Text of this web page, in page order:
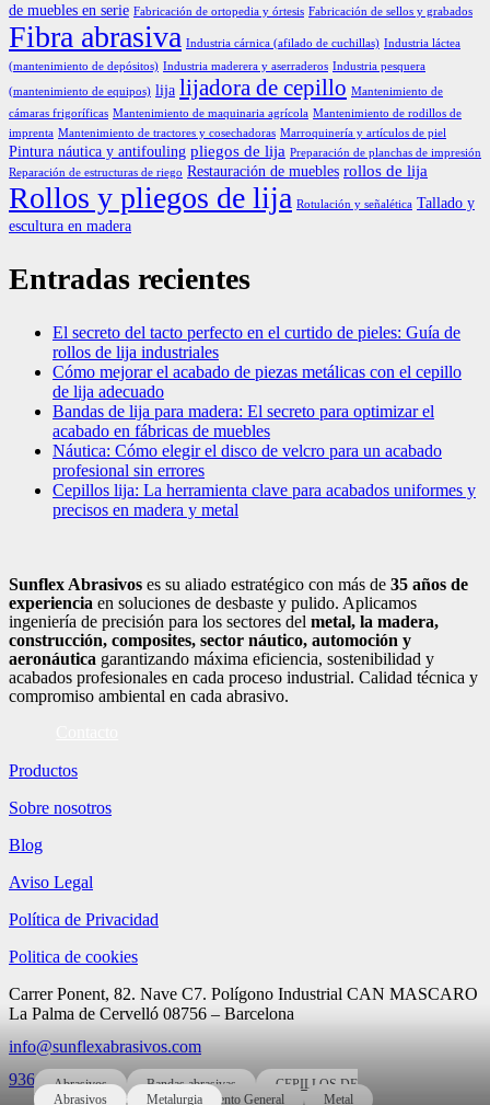
Abrasivos Bandas abrasivas
CEPILLOS DE
LIJA
Industrial y Mantenimiento General Metal
Abrasivos Metalurgia
de muebles en serie Fabricación de ortopedia y órtesis Fabricación de sellos y grabados
Fibra abrasiva Industria cárnica (afilado de cuchillas) Industria láctea
(mantenimiento de depósitos) Industria maderera y aserraderos Industria pesquera
(mantenimiento de equipos) lija lijadora de cepillo Mantenimiento de
cámaras frigoríficas Mantenimiento de maquinaria agrícola Mantenimiento de rodillos de
imprenta Mantenimiento de tractores y cosechadoras Marroquinería y artículos de piel
Pintura náutica y antifouling pliegos de lija Preparación de planchas de impresión
Reparación de estructuras de riego Restauración de muebles rollos de lija
Rollos y pliegos de lija Rotulación y señalética Tallado y
escultura en madera
Entradas recientes
El secreto del tacto perfecto en el curtido de pieles: Guía de
rollos de lija industriales
Cómo mejorar el acabado de piezas metálicas con el cepillo
de lija adecuado
Bandas de lija para madera: El secreto para optimizar el
acabado en fábricas de muebles
Náutica: Cómo elegir el disco de velcro para un acabado
profesional sin errores
Cepillos lija: La herramienta clave para acabados uniformes y
precisos en madera y metal
Sunflex Abrasivos es su aliado estratégico con más de 35 años de
experiencia en soluciones de desbaste y pulido. Aplicamos
ingeniería de precisión para los sectores del metal, la madera,
construcción, composites, sector náutico, automoción y
aeronáutica garantizando máxima eficiencia, sostenibilidad y
acabados profesionales en cada proceso industrial. Calidad técnica y
compromiso ambiental en cada abrasivo.
Productos
Sobre nosotros
Blog
Aviso Legal
Política de Privacidad
Politica de cookies
Carrer Ponent, 82. Nave C7. Polígono Industrial CAN MASCARO
La Palma de Cervelló 08756 – Barcelona
info@sunflexabrasivos.com
936 881 538